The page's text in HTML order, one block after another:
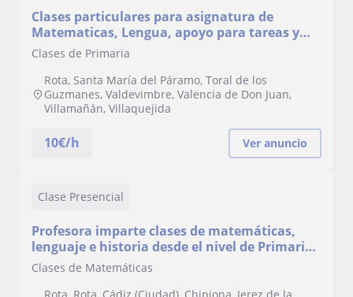
Clases particulares para asignatura de
Matematicas, Lengua, apoyo para tareas y
examenes. Y preparacion de grados
Clases de Primaria
Rota, Santa María del Páramo, Toral de los
Guzmanes, Valdevimbre, Valencia de Don Juan,
Villamañán, Villaquejida
10€/h Ver anuncio
Clase Presencial
Profesora imparte clases de matemáticas,
lenguaje e historia desde el nivel de Primaria
hasta la ESO
Clases de Matemáticas